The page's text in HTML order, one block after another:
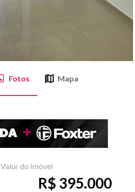
Fotos Mapa
Valor do Imóvel
R$ 395.000